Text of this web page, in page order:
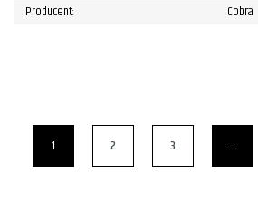
Producent:
Cobra
1 2 3 …